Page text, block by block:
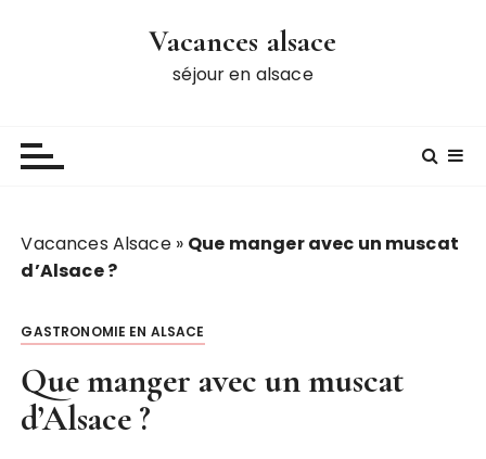
Vacances alsace
séjour en alsace
Vacances Alsace» Que manger avec un muscat
d’Alsace ?
GASTRONOMIE EN ALSACE
Que manger avec un muscat
d’Alsace ?